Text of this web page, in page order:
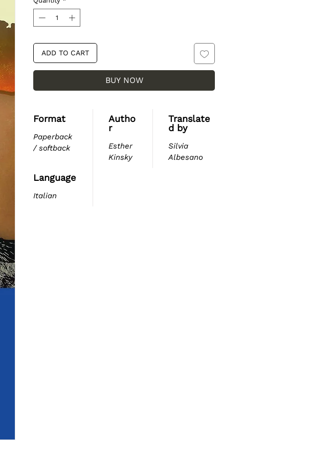
ADD TO CART
BUY NOW
Format
Paperback
/ softback
Autho
r
Esther
Kinsky
Translate
d by
Silvia
Albesano
Language
Italian